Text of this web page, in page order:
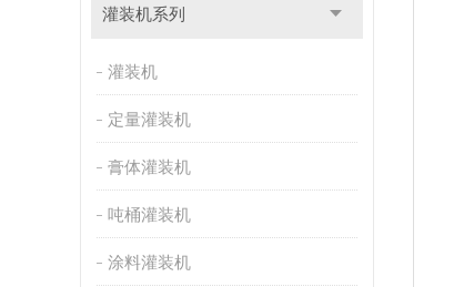
灌装机系列
灌装机
定量灌装机
膏体灌装机
吨桶灌装机
涂料灌装机